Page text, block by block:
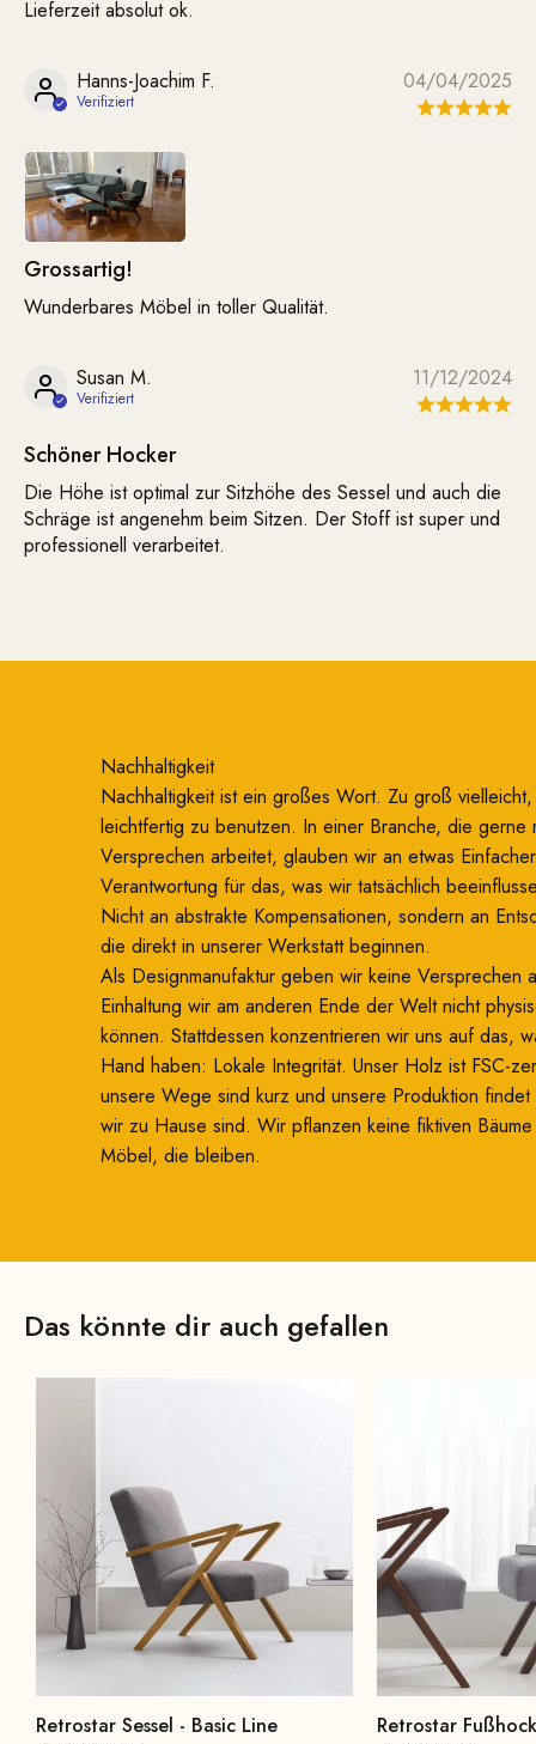
Lieferzeit absolut ok.
04/04/2025
Hanns-Joachim F.
Grossartig!
Wunderbares Möbel in toller Qualität.
11/12/2024
Susan M.
Schöner Hocker
Die Höhe ist optimal zur Sitzhöhe des Sessel und auch die
Schräge ist angenehm beim Sitzen. Der Stoff ist super und
professionell verarbeitet.
Nachhaltigkeit
Nachhaltigkeit ist ein großes Wort. Zu groß
leichtfertig zu benutzen. In einer Branche, die gerne
Versprechen arbeitet, glauben wir an etwas
Verantwortung für das, was wir tatsächlich
Nicht an abstrakte Kompensationen, sondern an
die direkt in unserer Werkstatt beginnen.
Als Designmanufaktur geben wir keine Versprechen
Einhaltung wir am anderen Ende der Welt nicht
können. Stattdessen konzentrieren wir uns auf das,
Hand haben: Lokale Integrität. Unser Holz ist FSC-
unsere Wege sind kurz und unsere Produktion
wir zu Hause sind. Wir pflanzen keine fiktiven
Möbel, die bleiben.
Das könnte dir auch gefallen
Retrostar Sessel - Basic Line
Retrostar